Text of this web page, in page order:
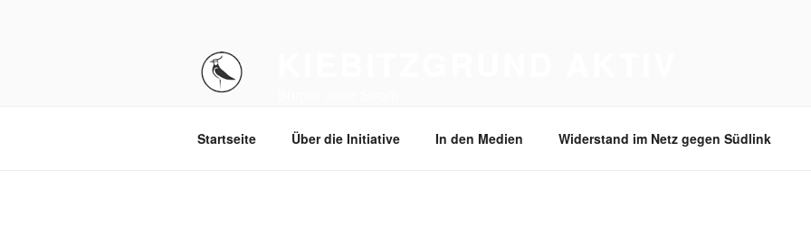
Startseite Über die Initiative In den Medien Widerstand im Netz gegen Südlink